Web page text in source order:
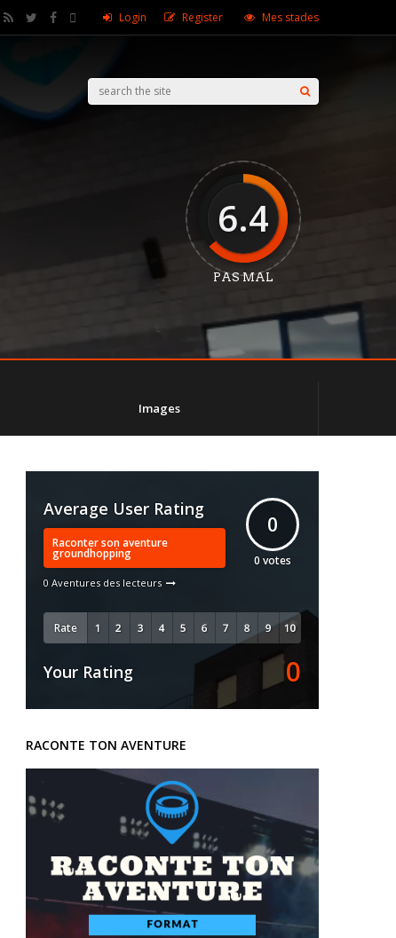
Login Register Mes stades
6.4
PAS MAL
Images
Average User Rating
Raconter son aventure
groundhopping
0 Aventures des lecteurs
0
0 votes
Rate
Your Rating 0
RACONTE TON AVENTURE